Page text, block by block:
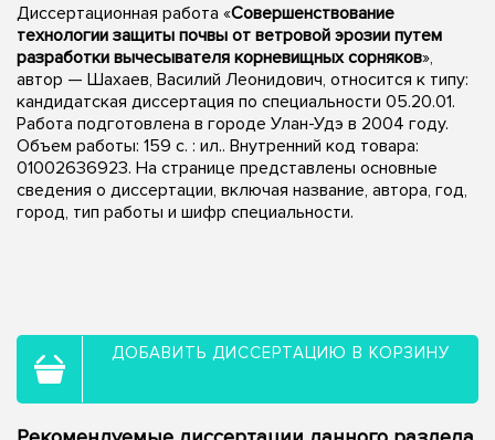
Диссертационная работа «Совершенствование
технологии защиты почвы от ветровой эрозии путем
разработки вычесывателя корневищных сорняков»,
автор — Шахаев, Василий Леонидович, относится к типу:
кандидатская диссертация по специальности 05.20.01.
Работа подготовлена в городе Улан-Удэ в 2004 году.
Объем работы: 159 с. : ил.. Внутренний код товара:
01002636923. На странице представлены основные
сведения о диссертации, включая название, автора, год,
город, тип работы и шифр специальности.
ДОБАВИТЬ ДИССЕРТАЦИЮ В КОРЗИНУ